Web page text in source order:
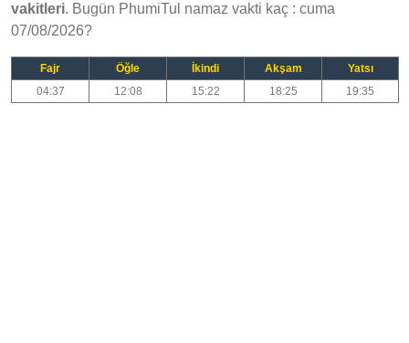
vakitleri. Bugün PhumiTul namaz vakti kaç : cuma
07/08/2026?
Fajr Öğle İkindi Akşam
Yatsı
04:37
12:08 15:22 18:25 19:35